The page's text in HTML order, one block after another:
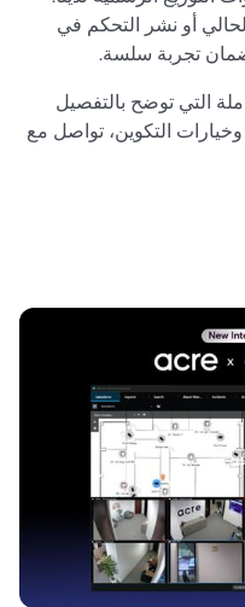
أو نشر التحكم في
تجربة سلسة.
التي توضح بالتفصيل
التكوين، تواصل مع